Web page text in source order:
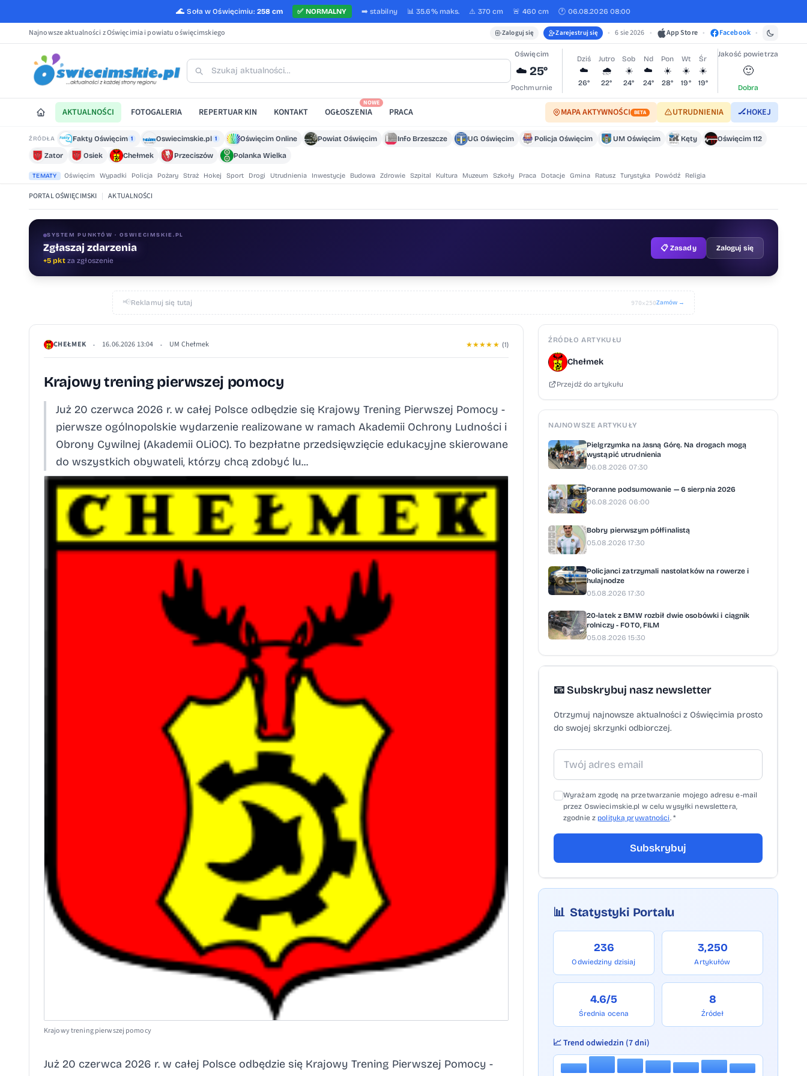
🌊 Soła w Oświęcimiu: 258 cm ✅ NORMALNY ➡️ stabilny 📊 35.6% maks. ⚠️ 370 cm 🚨 460 cm 🕐 06.08.2026 08:00
Najnowsze aktualności z Oświęcimia i powiatu oświęcimskiego Zaloguj się Zarejestruj się • 6 sie 2026 • App Store • Facebook •
Oświęcim
☁️ 25°
Pochmurnie
Dziś
☁️
26°
Jutro
🌧️
22°
Sob
☀️
24°
Nd
☁️
24°
Pon
☀️
28°
Wt
☀️
19°
Śr
☀️
19°
Jakość powietrza
🙂
Dobra
AKTUALNOŚCI FOTOGALERIA REPERTUAR KIN KONTAKT OGŁOSZENIA
NOWE
PRACA MAPA AKTYWNOŚCI BETA UTRUDNIENIA 🏒HOKEJ
ŹRÓDŁA Fakty Oświęcim 1 Oswiecimskie.pl 1 Oświęcim Online Powiat Oświęcim Info Brzeszcze UG Oświęcim Policja Oświęcim UM Oświęcim Kęty
Oświęcim 112
Zator
Osiek Chełmek Przeciszów Polanka Wielka
TEMATY Oświęcim Wypadki Policja Pożary Straż Hokej Sport Drogi Utrudnienia Inwestycje Budowa Zdrowie Szpital Kultura Muzeum Szkoły Praca Dotacje Gmina Ratusz Turystyka Powódź Religia
PORTAL OŚWIĘCIMSKI | AKTUALNOŚCI
SYSTEM PUNKTÓW · OSWIECIMSKIE.PL
Zgłaszaj zdarzenia
+5 pktza zgłoszenie
📋 Zasady Zaloguj się
📢Reklamuj się tutaj 970×250Zamów →
CHEŁMEK • 16.06.2026 13:04 • UM Chełmek ★★★★ ★ (1)
Krajowy trening pierwszej pomocy
Już 20 czerwca 2026 r. w całej Polsce odbędzie się Krajowy Trening Pierwszej Pomocy -
pierwsze ogólnopolskie wydarzenie realizowane w ramach Akademii Ochrony Ludności i
Obrony Cywilnej (Akademii OLiOC). To bezpłatne przedsięwzięcie edukacyjne skierowane
do wszystkich obywateli, którzy chcą zdobyć lu...
Krajowy trening pierwszej pomocy
Już 20 czerwca 2026 r. w całej Polsce odbędzie się Krajowy Trening Pierwszej Pomocy -
ŹRÓDŁO ARTYKUŁU
Chełmek
Przejdź do artykułu
NAJNOWSZE ARTYKUŁY
Pielgrzymka na Jasną Górę. Na drogach mogą
wystąpić utrudnienia
06.08.2026 07:30
Poranne podsumowanie — 6 sierpnia 2026
06.08.2026 06:00
Bobry pierwszym półfinalistą
05.08.2026 17:30
Policjanci zatrzymali nastolatków na rowerze i
hulajnodze
05.08.2026 17:30
20-latek z BMW rozbił dwie osobówki i ciągnik
rolniczy - FOTO, FILM
05.08.2026 15:30
📧 Subskrybuj nasz newsletter
Otrzymuj najnowsze aktualności z Oświęcimia prosto
do swojej skrzynki odbiorczej.
Wyrażam zgodę na przetwarzanie mojego adresu e-mail
przez Oswiecimskie.pl w celu wysyłki newslettera,
zgodnie z polityką prywatności. *
Subskrybuj
📊 Statystyki Portalu
236
Odwiedziny dzisiaj
3,250
Artykułów
4.6/5
Średnia ocena
8
Źródeł
📈 Trend odwiedzin (7 dni)